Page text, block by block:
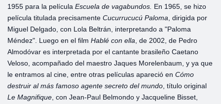
1955 para la película Escuela de vagabundos. En 1965, se hizo
película titulada precisamente Cucurrucucú Paloma , dirigida por
Miguel Delgado, con Lola Beltrán, interpretando a "Paloma
Méndez". Luego en el film Hablé con ella , de 2002, de Pedro
Almodóvar es interpretada por el cantante brasileño Caetano
Veloso, acompañado del maestro Jaques Morelenbaum, y ya que
le entramos al cine, entre otras películas apareció en Cómo
destruir al más famoso agente secreto del mundo , título original
Le Magnifique , con Jean-Paul Belmondo y Jacqueline Bisset,